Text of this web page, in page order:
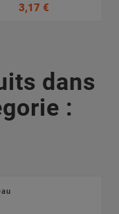
3,17 €
dans
: